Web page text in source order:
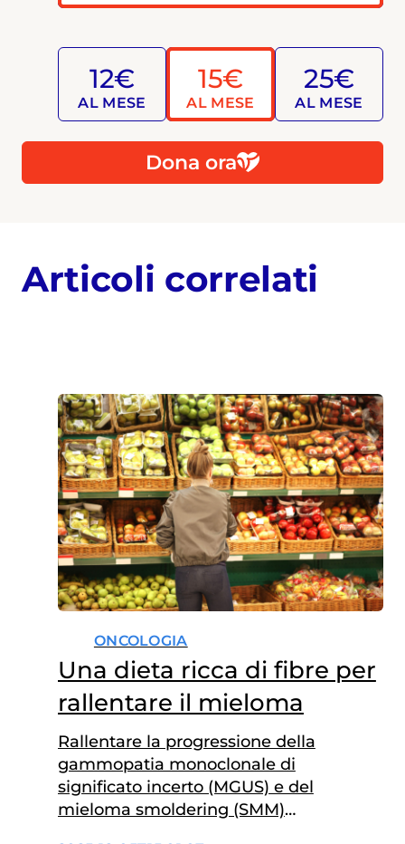
12€
AL MESE
15€
AL MESE
25€
AL MESE
Dona ora
Articoli correlati
ONCOLOGIA
Una dieta ricca di fibre per
rallentare il mieloma
Rallentare la progressione della
gammopatia monoclonale di
significato incerto (MGUS) e del
mieloma smoldering (SMM)